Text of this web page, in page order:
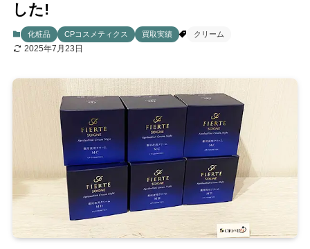
した!
化粧品 CPコスメティクス 買取実績 クリーム
2025年7月23日